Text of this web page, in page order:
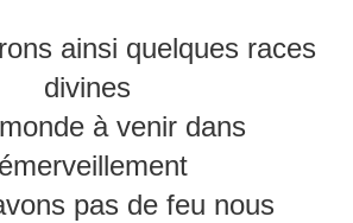
ainsi quelques races
divines
à venir dans
pas de feu nous